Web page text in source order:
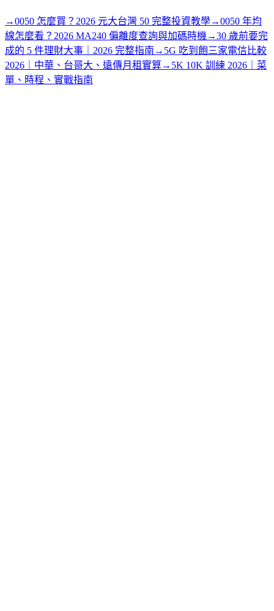
→0050 怎麼買？2026 元大台灣 50 完整投資教學→0050 年均
線怎麼看？2026 MA240 偏離度查詢與加碼時機 →30 歲前要完
成的 5 件理財大事｜2026 完整指南 → 5G 吃到飽三家電信比較
2026｜中華、台哥大、遠傳月租實算→ 5K 10K 訓練 2026｜菜
單、時程、實戰指南